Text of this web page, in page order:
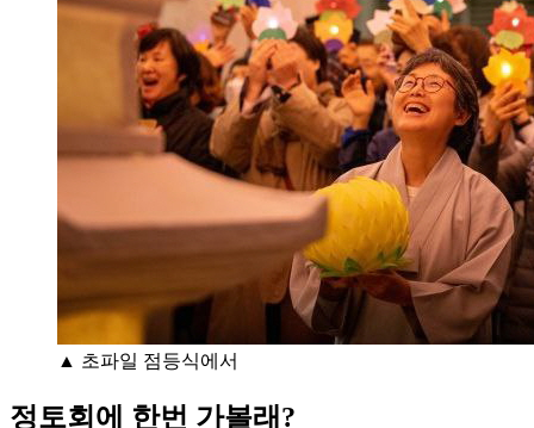
▲ 초파일 점등식에서
정토회에 한번 가볼래?